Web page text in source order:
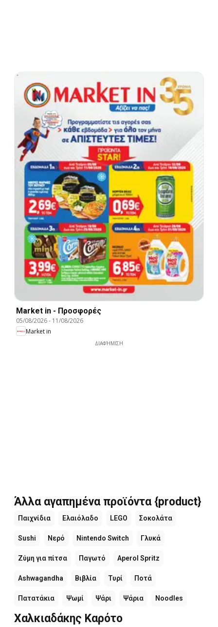
Market in - Προσφορές
05/08/2026- 11/08/2026
Market in
ΔΙΑΦΉΜΙΣΗ
Άλλα αγαπημένα προϊόντα {product}
Παιχνίδια Ελαιόλαδο LEGO Σοκολάτα
Sushi Νερό Nintendo Switch Γλυκά
Ζύμη για πίτσα Παγωτό Aperol Spritz
Ashwagandha Βιβλία Τυρί Ποτά
Πατατάκια Ψωμί Ψάρι Ψάρια Noodles
Χαλκιαδάκης Καρότο